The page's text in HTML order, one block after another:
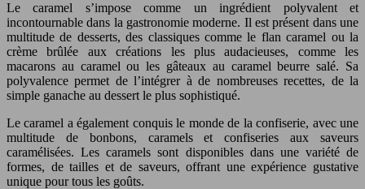
Le caramel s’impose comme un ingrédient polyvalent et
incontournable dans la gastronomie moderne. Il est présent dans une
multitude de desserts, des classiques comme le flan caramel ou la
crème brûlée aux créations les plus audacieuses, comme les
macarons au caramel ou les gâteaux au caramel beurre salé. Sa
polyvalence permet de l’intégrer à de nombreuses recettes, de la
simple ganache au dessert le plus sophistiqué.
Le caramel a également conquis le monde de la confiserie, avec une
multitude de bonbons, caramels et confiseries aux saveurs
caramélisées. Les caramels sont disponibles dans une variété de
formes, de tailles et de saveurs, offrant une expérience gustative
unique pour tous les goûts.